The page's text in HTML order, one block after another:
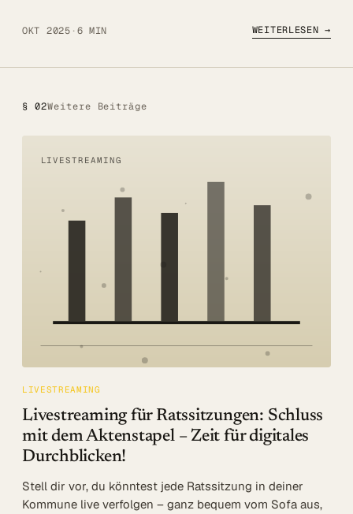
DSGVO
Barrierefreiheit
OKT 2025 ·6 MIN WEITERLESEN →
§ 02Weitere Beiträge
LIVESTREAMING
LIVESTREAMING
Livestreaming für Ratssitzungen: Schluss
mit dem Aktenstapel – Zeit für digitales
Durchblicken!
Stell dir vor, du könntest jede Ratssitzung in deiner
Kommune live verfolgen – ganz bequem vom Sofa aus,